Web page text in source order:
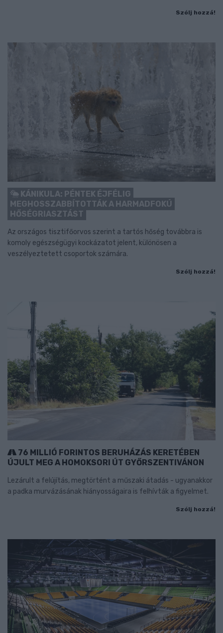
Szólj hozzá!
KÁNIKULA: PÉNTEK ÉJFÉLIG
MEGHOSSZABBÍTOTTÁK A HARMADFOKÚ
HŐSÉGRIASZTÁST
Az országos tisztifőorvos szerint a tartós hőség továbbra is
komoly egészségügyi kockázatot jelent, különösen a
veszélyeztetett csoportok számára.
Szólj hozzá!
76 MILLIÓ FORINTOS BERUHÁZÁS KERETÉBEN
ÚJULT MEG A HOMOKSORI ÚT GYŐRSZENTIVÁNON
Lezárult a felújítás, megtörtént a műszaki átadás - ugyanakkor
a padka murvázásának hiányosságaira is felhívták a figyelmet.
Szólj hozzá!